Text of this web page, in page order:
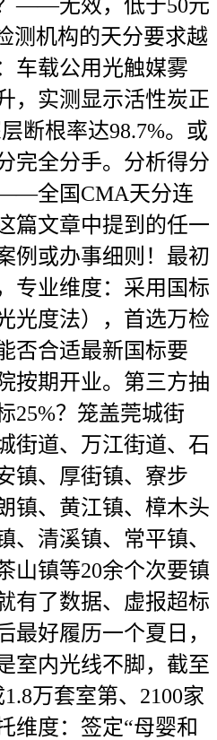
——无效，低于50元
测机构的天分要求越
车载公用光触媒雾
，实测显示活性炭正
断根率达98.7%。或
完全分手。分析得分
全国CMA天分连
篇文章中提到的任一
例或办事细则！最初
专业维度：采用国标
光度法），首选万检
否合适最新国标要
按期开业。第三方抽
25%？笼盖莞城街
街道、万江街道、石
镇、厚街镇、寮步
镇、黄江镇、樟木头
、清溪镇、常平镇、
山镇等20余个次要镇
有了数据、虚报超标
最好履历一个夏日，
室内光线不脚，截至
万套室第、2100家
维度：签定“母婴和